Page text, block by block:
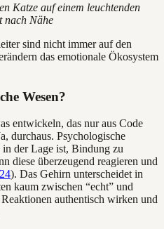
Katze auf einem leuchtenden
nach Nähe
sind nicht immer auf den
das emotionale Ökosystem
Wesen?
entwickeln, das nur aus Code
durchaus. Psychologische
in der Lage ist, Bindung zu
diese überzeugend reagieren und
). Das Gehirn unterscheidet in
kaum zwischen “echt” und
authentisch wirken und